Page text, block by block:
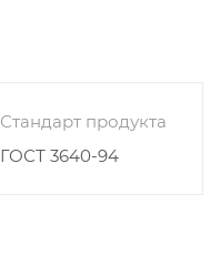
Стандарт продукта
ГОСТ 3640-94